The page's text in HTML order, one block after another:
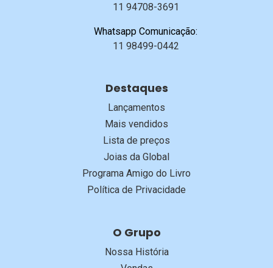
11 94708-3691
Whatsapp Comunicação:
11 98499-0442
Destaques
Lançamentos
Mais vendidos
Lista de preços
Joias da Global
Programa Amigo do Livro
Política de Privacidade
O Grupo
Nossa História